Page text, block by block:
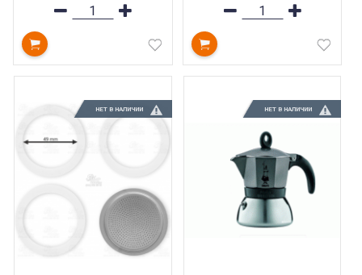
НЕТ В НАЛИЧИИ НЕТ В НАЛИЧИИ